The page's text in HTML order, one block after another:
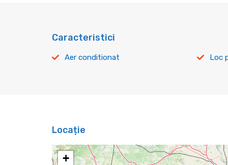
Caracteristici
Aer conditionat Loc
Locație
+